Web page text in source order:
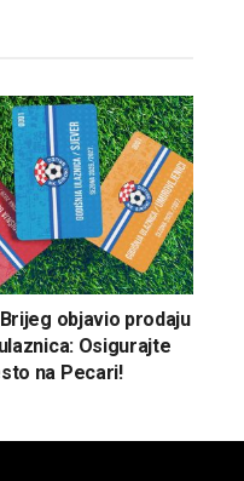
objavio prodaju
Osigurajte
na Pecari!